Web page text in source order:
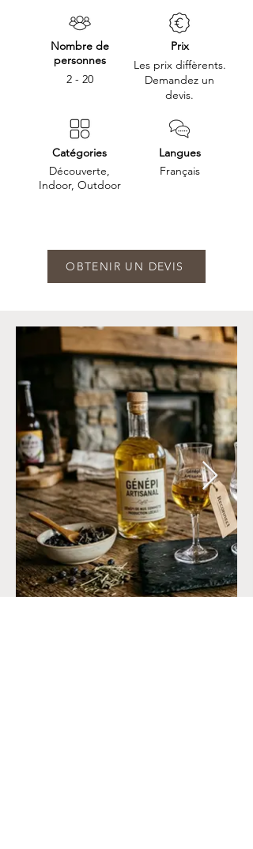
Nombre de
personnes
2 - 20
Catégories
Découverte,
Indoor, Outdoor
Prix
Les prix diffèrents.
Demandez un
devis.
Langues
Français
OBTENIR UN DEVIS